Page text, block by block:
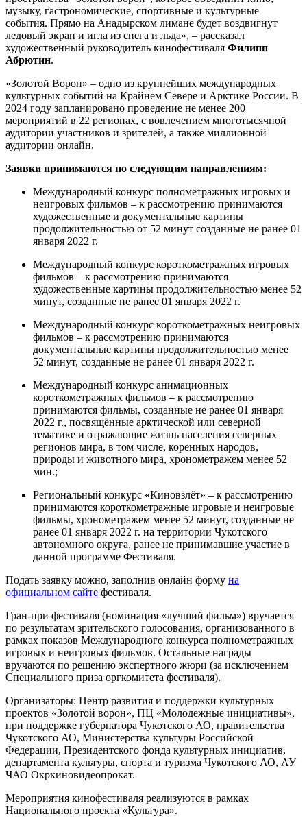
музыку, гастрономические, спортивные и культурные
события. Прямо на Анадырском лимане будет воздвигнут
ледовый экран и игла из снега и льда», – рассказал
художественный руководитель кинофестиваля Филипп
Абрютин.
«Золотой Ворон» – одно из крупнейших международных
культурных событий на Крайнем Севере и Арктике России. В
2024 году запланировано проведение не менее 200
мероприятий в 22 регионах, с вовлечением многотысячной
аудитории участников и зрителей, а также миллионной
аудитории онлайн.
Заявки принимаются по следующим направлениям:
Международный конкурс полнометражных игровых и
неигровых фильмов – к рассмотрению принимаются
художественные и документальные картины
продолжительностью от 52 минут созданные не ранее 01
января 2022 г.
Международный конкурс короткометражных игровых
фильмов – к рассмотрению принимаются
художественные картины продолжительностью менее 52
минут, созданные не ранее 01 января 2022 г.
Международный конкурс короткометражных неигровых
фильмов – к рассмотрению принимаются
документальные картины продолжительностью менее
52 минут, созданные не ранее 01 января 2022 г.
Международный конкурс анимационных
короткометражных фильмов – к рассмотрению
принимаются фильмы, созданные не ранее 01 января
2022 г., посвящённые арктической или северной
тематике и отражающие жизнь населения северных
регионов мира, в том числе, коренных народов,
природы и животного мира, хронометражем менее 52
мин.;
Региональный конкурс «Киновзлёт» – к рассмотрению
принимаются короткометражные игровые и неигровые
фильмы, хронометражем менее 52 минут, созданные не
ранее 01 января 2022 г. на территории Чукотского
автономного округа, ранее не принимавшие участие в
данной программе Фестиваля.
Подать заявку можно, заполнив онлайн форму на
официальном сайте фестиваля.
Гран-при фестиваля (номинация «лучший фильм») вручается
по результатам зрительского голосования, организованного в
рамках показов Международного конкурса полнометражных
игровых и неигровых фильмов. Остальные награды
вручаются по решению экспертного жюри (за исключением
Специального приза оргкомитета фестиваля).
Организаторы: Центр развития и поддержки культурных
проектов «Золотой ворон», ПЦ «Молодежные инициативы»,
при поддержке губернатора Чукотского АО, правительства
Чукотского АО, Министерства культуры Российской
Федерации, Президентского фонда культурных инициатив,
департамента культуры, спорта и туризма Чукотского АО, АУ
ЧАО Окркиновидеопрокат.
Мероприятия кинофестиваля реализуются в рамках
Национального проекта «Культура».